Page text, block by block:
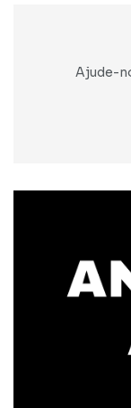
Ajude-